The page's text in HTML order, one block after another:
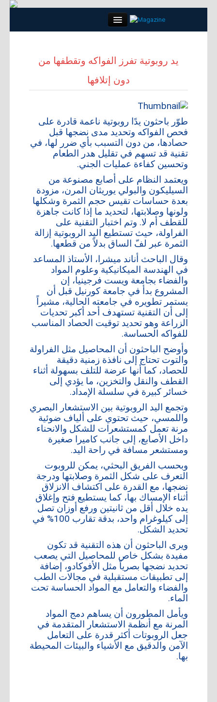
مواضيع
مجتمع
أبراج
أعلن معنا
أرشيف
يد روبوتية تفرز الفواكه وتقطفها من
دون إتلافها
طوّر باحثون يدًا روبوتية ناعمة قادرة على
فحص الفواكه وتحديد مدى نضجها قبل
حصادها، من دون التسبب بأي ضرر لها، في
تقنية قد تسهم في تقليل هدر الطعام
وتحسين كفاءة عمليات الجني.
ويعتمد النظام على أصابع مصنوعة من
السيليكون والبولي يوريثان المرن، مزودة
بعدة حساسات تقيس حجم الثمرة وشكلها
ولونها وصلابتها، لتحديد ما إذا كانت جاهزة
للقطف أم لا. وتم اختبار التقنية على
الفراولة، حيث تستطيع اليد الروبوتية إزالة
الثمرة عبر لفّ الساق بدلاً من قطعها.
وقال الباحث أناند ميشرا، الأستاذ المساعد
في الهندسة الميكانيكية وعلوم المواد
والفضاء بجامعة ويست فرجينيا، إن
المشروع بدأ في جامعة كورنيل قبل أن
يستمر تطويره في جامعته الحالية، مشيراً
إلى أن التقنية تستهدف أحد أكبر تحديات
الزراعة وهو تحديد توقيت الحصاد المناسب
للفواكه الحساسة.
وأوضح الباحثون أن المحاصيل مثل الفراولة
والتوت تحتاج إلى نافذة زمنية دقيقة
للحصاد، كما أنها عرضة للتلف بسهولة أثناء
القطف والنقل والتخزين، ما يؤدي إلى
خسائر كبيرة في سلسلة الإمداد.
وتجمع اليد الروبوتية بين الاستشعار البصري
واللمسي، حيث تحتوي على ألياف ضوئية
مرنة تعمل كمستشعرات للشكل والانحناء
داخل الأصابع، إلى جانب كاميرا صغيرة
ومستشعر مسافة في راحة اليد.
وبحسب الفريق البحثي، يمكن للروبوت
التعرف على شكل الثمرة وصلابتها ودرجة
نضجها، مع القدرة على اكتشاف الانزلاق
أثناء الإمساك بها، كما يستطيع فتح وإغلاق
يده خلال أقل من ثانيتين ورفع أوزان تصل
إلى كيلوغرام واحد، بدقة تقارب 100% في
تحديد الشكل.
ويرى الباحثون أن هذه التقنية قد تكون
مفيدة بشكل خاص للمحاصيل التي يصعب
تحديد نضجها بصرياً مثل الأفوكادو، إضافة
إلى تطبيقات مستقبلية في مجالات الطب
والفضاء والتعامل مع المواد الحساسة تحت
الماء.
ويأمل المطورون أن يساهم دمج المواد
المرنة مع أنظمة الاستشعار المتقدمة في
جعل الروبوتات أكثر قدرة على التعامل
الآمن والدقيق مع الأشياء والبيئات المحيطة
بها.